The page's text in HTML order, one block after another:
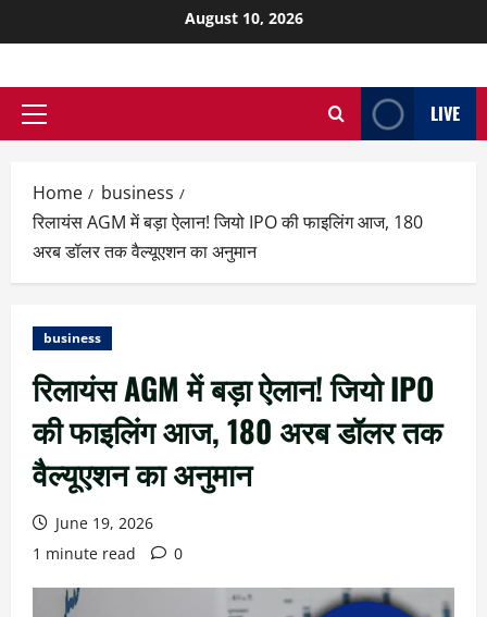
August 10, 2026
LIVE
Home
business
रिलायंस AGM में बड़ा ऐलान! जियो IPO की फाइलिंग आज, 180
अरब डॉलर तक वैल्यूएशन का अनुमान
business
रिलायंस AGM में बड़ा ऐलान! जियो IPO
की फाइलिंग आज, 180 अरब डॉलर तक
वैल्यूएशन का अनुमान
June 19, 2026
1 minute read
0